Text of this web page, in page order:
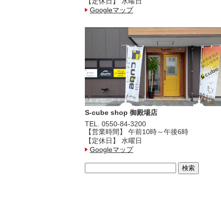
Googleマップ
S-cube shop 御殿場店
TEL. 0550-84-3200
【営業時間】 午前10時～午後6時
【定休日】 水曜日
Googleマップ